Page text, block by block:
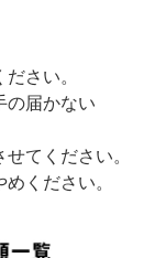
さい。
の届かない
てください。
ください。